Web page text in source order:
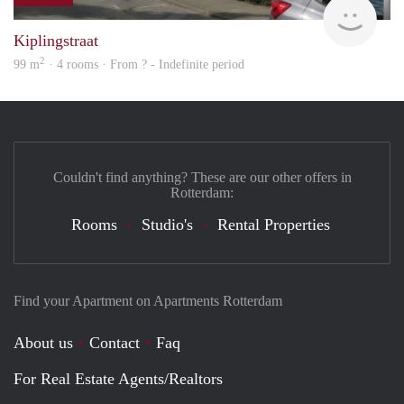
Kiplingstraat
99 m2 · 4 rooms · From ? - Indefinite period
Find your Apartment on Apartments Rotterdam
About us Contact
Faq
For Real Estate Agents/Realtors
Couldn't find anything? These are our other offers in
Rotterdam:
Rooms Studio's Rental Properties